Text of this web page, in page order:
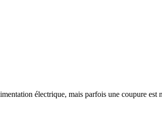
électrique, mais parfois une coupure